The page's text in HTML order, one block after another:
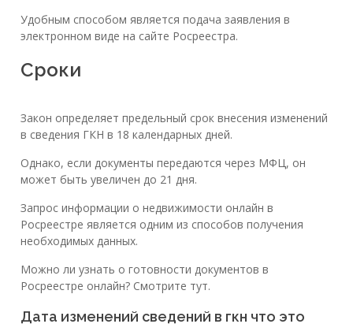
Удобным способом является подача заявления в
электронном виде на сайте Росреестра.
Сроки
Закон определяет предельный срок внесения изменений
в сведения ГКН в 18 календарных дней.
Однако, если документы передаются через МФЦ, он
может быть увеличен до 21 дня.
Запрос информации о недвижимости онлайн в
Росреестре является одним из способов получения
необходимых данных.
Можно ли узнать о готовности документов в
Росреестре онлайн? Смотрите тут.
Дата изменений сведений в гкн что это